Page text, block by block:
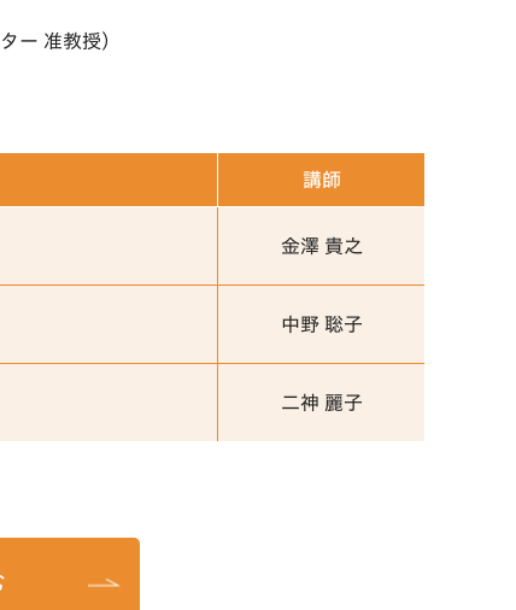
ー 准教授）
講師
金澤 貴之
中野 聡子
二神 麗子